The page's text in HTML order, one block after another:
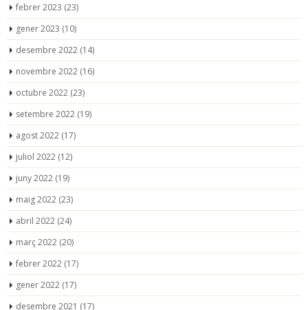
febrer 2023 (23)
gener 2023 (10)
desembre 2022 (14)
novembre 2022 (16)
octubre 2022 (23)
setembre 2022 (19)
agost 2022 (17)
juliol 2022 (12)
juny 2022 (19)
maig 2022 (23)
abril 2022 (24)
març 2022 (20)
febrer 2022 (17)
gener 2022 (17)
desembre 2021 (17)